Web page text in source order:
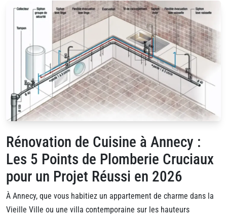
Rénovation de Cuisine à Annecy :
Les 5 Points de Plomberie Cruciaux
pour un Projet Réussi en 2026
À Annecy, que vous habitiez un appartement de charme dans la
Vieille Ville ou une villa contemporaine sur les hauteurs